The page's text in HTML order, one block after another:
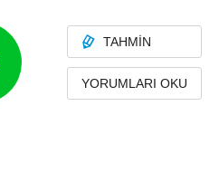
TAHMIN
YORUMLARI OKU